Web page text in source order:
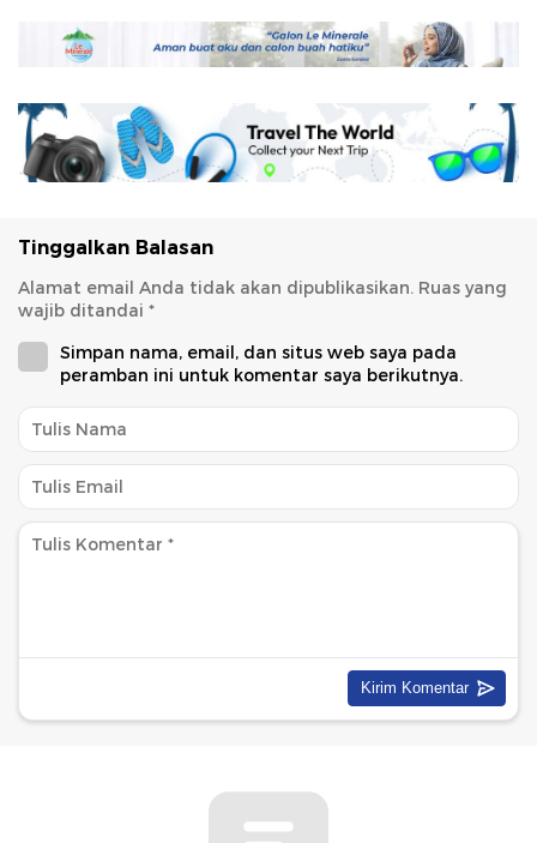
Tinggalkan Balasan
Alamat email Anda tidak akan dipublikasikan. Ruas yang
wajib ditandai *
Simpan nama, email, dan situs web saya pada
peramban ini untuk komentar saya berikutnya.